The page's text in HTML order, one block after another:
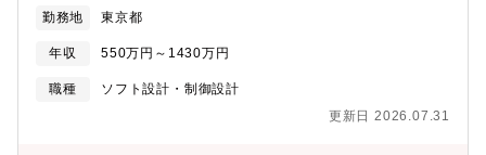
ができます。【求める人物像】■チームワーキングに喜びを感じる
方■新しい技術に興味を持ち、チャレンジしていく方■自ら率先し
て開発に取り組む方
発環境・使用言語・クラウドインフラ：AWS、Azure・UMLツー
ル：Coverity・コード管理：Git■ プロジェクト・タスク管理・
Jira / Redmine / Slack など■ その他・O365【組織構成】■商品
は、PLCを中心とした制御機器の技術開発を担う部門であり、20
ズ、課題に即した車載SoCを企画・開発・使いこなしていくため
には、将来の車載コンピュータで期待される機能・性能を想定
し、SoCの要件化、差異化IPの探索・開発・評価、先端アルゴリ
ズムの最適な組み込み実装、SoCの設計を進めることが急務で
す。 【募集背景】 自動運転や次世代モビリテにおいて、AIの実
勤務地 東京都
年収 550万円～1430万円
職種
ソフト設計・制御設計
更新日 2026.07.31